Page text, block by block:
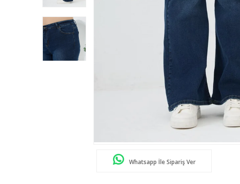
Whatsapp İle Sipariş Ver